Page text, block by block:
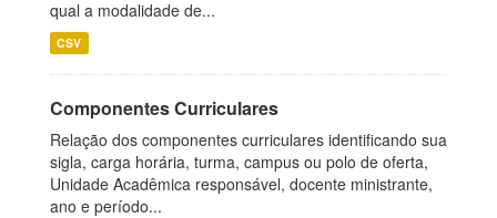
qual a modalidade de...
CSV
Componentes Curriculares
Relação dos componentes curriculares identificando sua
sigla, carga horária, turma, campus ou polo de oferta,
Unidade Acadêmica responsável, docente ministrante,
ano e período...